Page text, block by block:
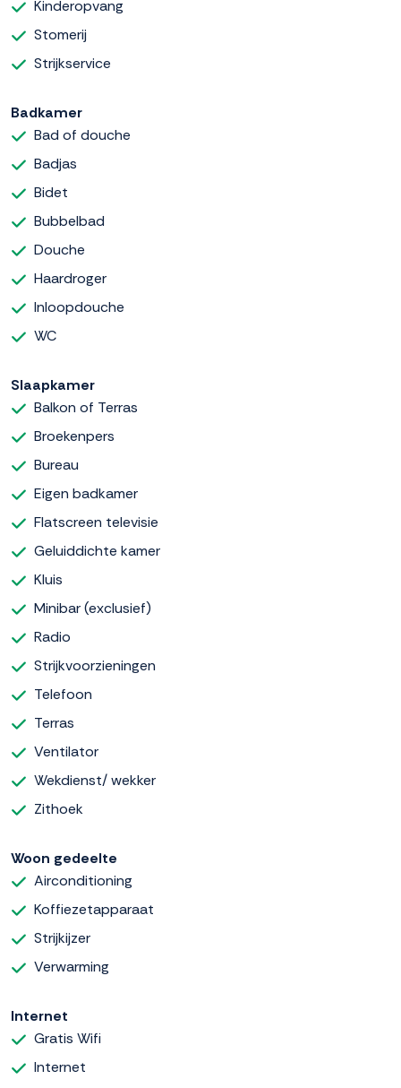
Kinderopvang
Stomerij
Strijkservice
Badkamer
Bad of douche
Badjas
Bidet
Bubbelbad
Douche
Haardroger
Inloopdouche
WC
Slaapkamer
Balkon of Terras
Broekenpers
Bureau
Eigen badkamer
Flatscreen televisie
Geluiddichte kamer
Kluis
Minibar (exclusief)
Radio
Strijkvoorzieningen
Telefoon
Terras
Ventilator
Wekdienst/ wekker
Zithoek
Woon gedeelte
Airconditioning
Koffiezetapparaat
Strijkijzer
Verwarming
Internet
Gratis Wifi
Internet